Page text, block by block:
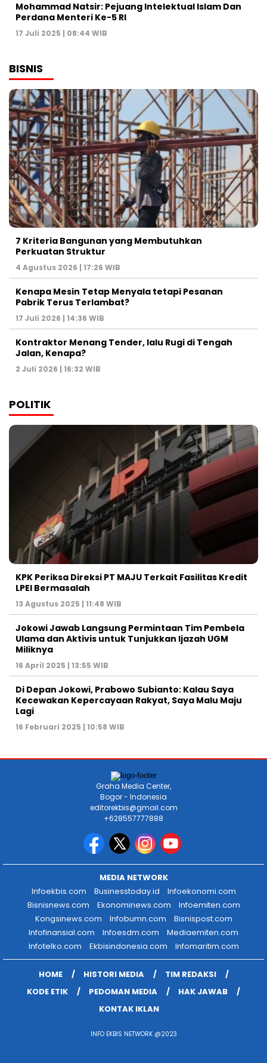
Mohammad Natsir: Pejuang Intelektual Islam Dan
Perdana Menteri Ke-5 RI
17 Juli 2025 | 08:44 WIB
BISNIS
7 Kriteria Bangunan yang Membutuhkan
Perkuatan Struktur
4 Agustus 2026 | 17:26 WIB
Kenapa Mesin Tetap Menyala tetapi Pesanan
Pabrik Terus Terlambat?
17 Juli 2026 | 14:36 WIB
Kontraktor Menang Tender, lalu Rugi di Tengah
Jalan, Kenapa?
2 Juli 2026 | 16:32 WIB
POLITIK
KPK Periksa Direksi PT MAJU Terkait Fasilitas Kredit
LPEI Bermasalah
13 Agustus 2025 | 11:48 WIB
Jokowi Jawab Langsung Permintaan Tim Pembela
Ulama dan Aktivis untuk Tunjukkan Ijazah UGM
Miliknya
16 April 2025 | 13:55 WIB
Di Depan Jokowi, Prabowo Subianto: Kalau Saya
Kecewakan Kepercayaan Rakyat, Saya Malu Maju
Lagi
16 Februari 2025 | 10:58 WIB
Graha Media Center,
Bogor - Indonesia
editorekbis@gmail.com
+628557777888
MEDIA NETWORK
Infoekbis.com
Businesstoday.id
Infoekonomi.com
Bisnisnews.com
Ekonominews.com
Infoemiten.com
Kongsinews.com
Infobumn.com
Bisnispost.com
Infofinansial.com
Infoesdm.com
Mediaemiten.com
Infotelko.com
Ekbisindonesia.com Infomaritim.com
HOME HISTORI MEDIA
TIM REDAKSI
KODE ETIK
PEDOMAN MEDIA
HAK JAWAB
KONTAK IKLAN
INFO EKBIS NETWORK @2023